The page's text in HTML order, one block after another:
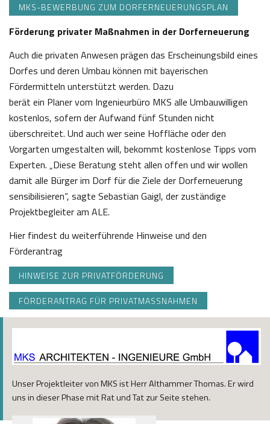
MKS-BEWERBUNG ZUM DORFERNEUERUNGSPLAN
Förderung privater Maßnahmen in der Dorferneuerung
Auch die privaten Anwesen prägen das Erscheinungsbild eines
Dorfes und deren Umbau können mit bayerischen
Fördermitteln unterstützt werden. Dazu
berät ein Planer vom Ingenieurbüro MKS alle Umbauwilligen
kostenlos, sofern der Aufwand fünf Stunden nicht
überschreitet. Und auch wer seine Hoffläche oder den
Vorgarten umgestalten will, bekommt kostenlose Tipps vom
Experten. „Diese Beratung steht allen offen und wir wollen
damit alle Bürger im Dorf für die Ziele der Dorferneuerung
sensibilisieren“, sagte Sebastian Gaigl, der zuständige
Projektbegleiter am ALE.
Hier findest du weiterführende Hinweise und den
Förderantrag
HINWEISE ZUR PRIVATFÖRDERUNG
FÖRDERANTRAG FÜR PRIVATMASSNAHMEN
Unser Projektleiter von MKS ist Herr Althammer Thomas. Er wird
uns in dieser Phase mit Rat und Tat zur Seite stehen.